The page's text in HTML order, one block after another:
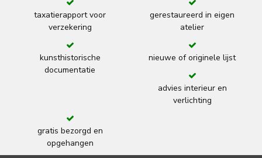
taxatierapport voor
verzekering
gerestaureerd in eigen
atelier
kunsthistorische
documentatie
nieuwe of originele lijst
advies interieur en
verlichting
gratis bezorgd en
opgehangen